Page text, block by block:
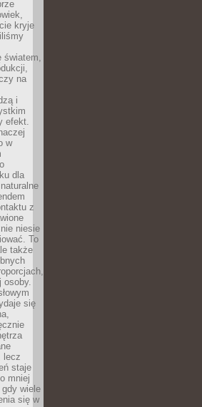
kryje
światem,
na
i
efekt.
w
dla
z
niesie
To
także
osoby.
się
lecz
staje
mniej
wiele
się w